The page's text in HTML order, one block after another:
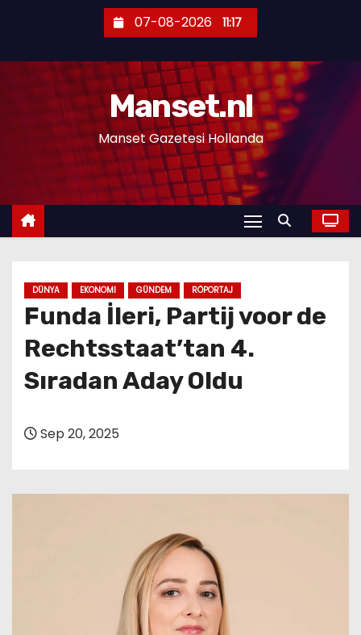
e
07-08-2026 11:17
Manset.nl
Manset Gazetesi Hollanda
DÜNYA EKONOMI GÜNDEM RÖPORTAJ
Funda İleri, Partij voor de
Rechtsstaat’tan 4.
Sıradan Aday Oldu
Sep 20, 2025